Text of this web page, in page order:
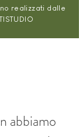
realizzati dalle
abbiamo